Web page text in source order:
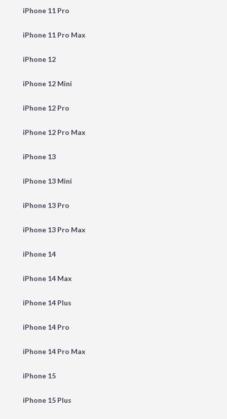
iPhone 11 Pro
iPhone 11 Pro Max
iPhone 12
iPhone 12 Mini
iPhone 12 Pro
iPhone 12 Pro Max
iPhone 13
iPhone 13 Mini
iPhone 13 Pro
iPhone 13 Pro Max
iPhone 14
iPhone 14 Max
iPhone 14 Plus
iPhone 14 Pro
iPhone 14 Pro Max
iPhone 15
iPhone 15 Plus